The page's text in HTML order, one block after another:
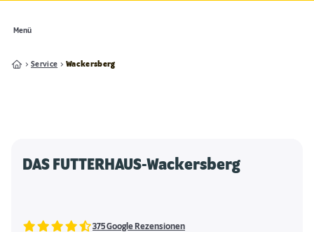
Menü
Service Wackersberg
DAS FUTTERHAUS-Wackersberg
375 Google Rezensionen